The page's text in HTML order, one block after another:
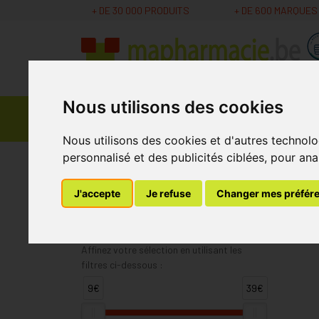
Nous utilisons des cookies
Nous utilisons des cookies et d'autres
personnalisé et des publicités ciblées, pour
J'accepte Je refuse Changer mes
+ DE 30 000 PRODUITS + DE 600 MARQUES
Promos Médicaments
Parapharmacie -
MaPharmacie.be Aboca
Aboca
Affinez votre sélection en utilisant les
filtres ci-dessous :
9€
39€